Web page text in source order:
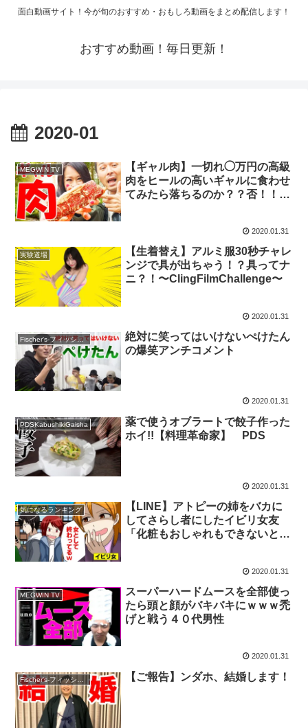
面白動画サイト！今が旬のおすすめ・おもしろ動画をまとめ配信します！
おすすめ動画！毎日更新！
2020-01
MEGWIN TV
【ギャル肉】一切れ◯万円の高級
肉をヒールの高いギャルに食わせ
てみたら落ちるのか？？否！！心
2020.01.31
実験道場
【生着替え】アルミ服30秒チャレ
ンジで具が出ちゃう！？具ってナ
ニ？！〜ClingFilmChallenge〜
2020.01.31
Fischer's-フィッシャーズ-
絶対に笑ってはいけないぺけたん
の爆笑アンチコメント
2020.01.31
PDSKabushikiGaisha
薬で使うオブラートで餃子作った
ホイ!!【料理革命家】 PDS
2020.01.31
気になるランキング
【LINE】アトピーの姉をバカに
してさらし者にしたイビリ女友
「化粧もおしゃれもできないとか
2020.01.31
MEGWIN TV
スーパーハードムースを全部使っ
たら頭と顔がバキバキにｗｗｗ禿
げと戦う４０代男性
2020.01.31
Fischer's-フィッシャーズ- 【ご報告】ンダホ、結婚します！